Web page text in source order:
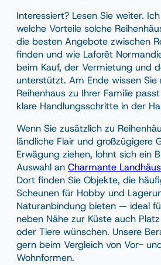
Interessiert? Lesen Sie weiter.
welche Vorteile solche
die besten Angebote zwischen
finden und wie Laforêt
beim Kauf, der Vermietung und
unterstützt. Am Ende wissen Sie
Reihenhaus zu Ihrer Familie
klare Handlungsschritte in der
Wenn Sie zusätzlich zu
ländliche Flair und großzügigere
Erwägung ziehen, lohnt sich ein
Auswahl an Charmante
Dort finden Sie Objekte, die
Scheunen für Hobby und
Naturanbindung bieten — ideal
neben Nähe zur Küste auch
oder Tiere wünschen. Unsere
gern beim Vergleich von Vor-
Wohnformen.